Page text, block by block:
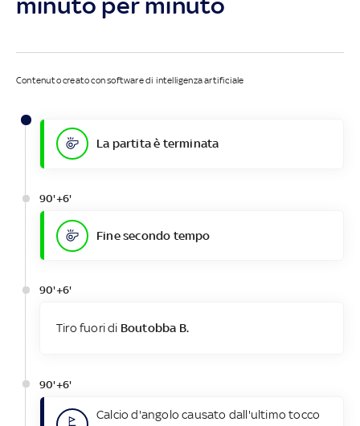
Contenuto creato con software di intelligenza artificiale
La partita è terminata
90'+6'
Fine secondo tempo
90'+6'
Tiro fuori di Boutobba B.
90'+6'
Calcio d'angolo causato dall'ultimo tocco